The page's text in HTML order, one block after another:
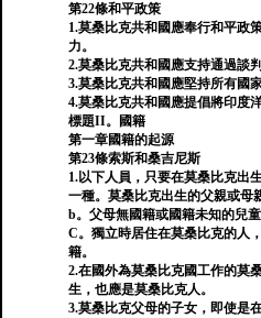
第22條和平政策
1.莫桑比克共和國應奉行和平政
力。
2.莫桑比克共和國應支持通過談
3.莫桑比克共和國應堅持所有國
4.莫桑比克共和國應提倡將印度
標題II。國籍
第一章國籍的起源
第23條索斯和桑吉尼斯
1.以下人員，只要在莫桑比克出
一種。莫桑比克出生的父親或母
b。父母無國籍或國籍未知的兒童
C。獨立時居住在莫桑比克的人
籍。
2.在國外為莫桑比克國工作的莫
生，也應是莫桑比克人。
3.莫桑比克父母的子女，即使是